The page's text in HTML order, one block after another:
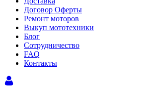
Договор Оферты
Ремонт моторов
Выкуп мототехники
Блог
Сотрудничество
FAQ
Контакты